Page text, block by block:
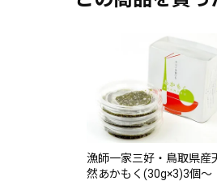
漁師一家三好・鳥取県産
然あかもく(30g×3)3個～